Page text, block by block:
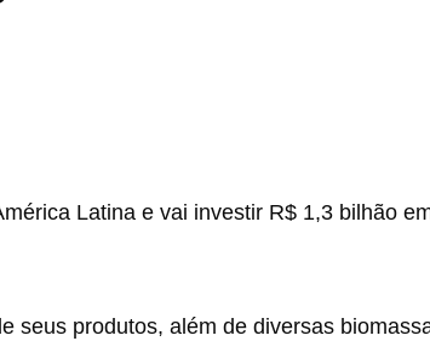
Latina e vai investir R$ 1,3 bilhão
seus produtos, além de diversas